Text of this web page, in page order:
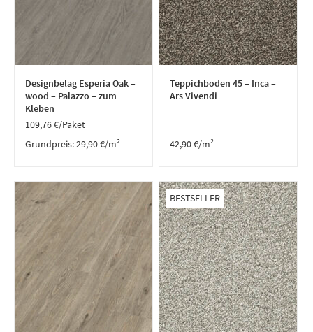
Designbelag Esperia Oak –
wood – Palazzo – zum
Kleben
109,76€/Paket
Grundpreis:29,90€/m²
Teppichboden 45 – Inca –
Ars Vivendi
42,90€/m²
BESTSELLER